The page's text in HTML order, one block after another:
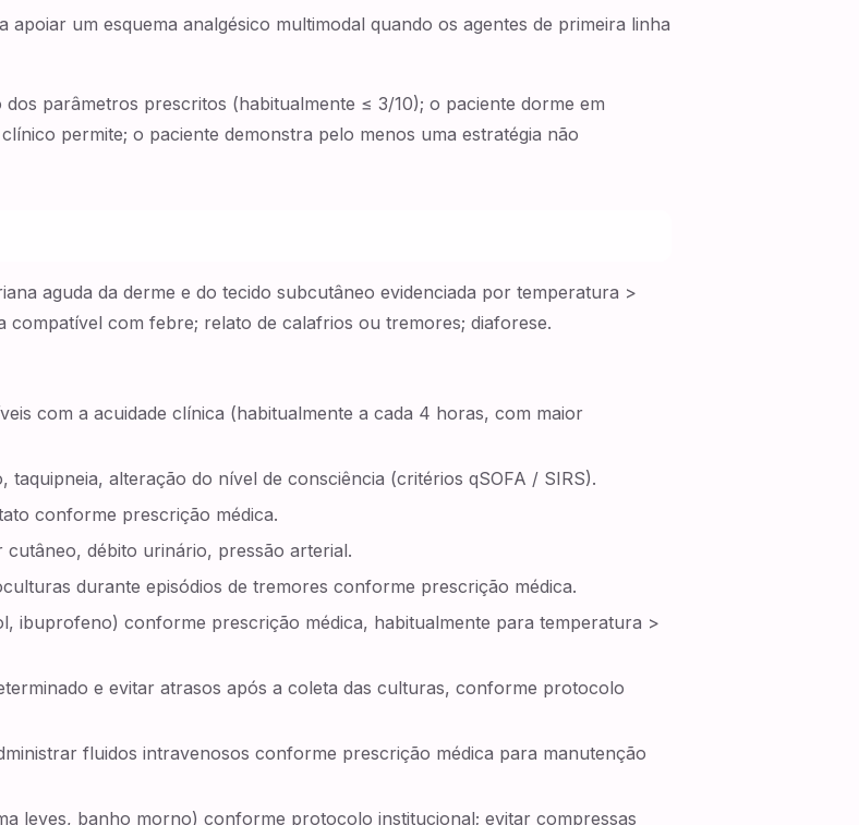
um esquema analgésico multimodal quando os agentes de primeira linha
parâmetros prescritos (habitualmente ≤ 3/10); o paciente dorme em
permite; o paciente demonstra pelo menos uma estratégia não
aguda da derme e do tecido subcutâneo evidenciada por temperatura >
compatível com febre; relato de calafrios ou tremores; diaforese.
com a acuidade clínica (habitualmente a cada 4 horas, com maior
taquipneia, alteração do nível de consciência (critérios qSOFA / SIRS).
conforme prescrição médica.
débito urinário, pressão arterial.
durante episódios de tremores conforme prescrição médica.
ibuprofeno) conforme prescrição médica, habitualmente para temperatura >
e evitar atrasos após a coleta das culturas, conforme protocolo
fluidos intravenosos conforme prescrição médica para manutenção
leves, banho morno) conforme protocolo institucional; evitar compressas